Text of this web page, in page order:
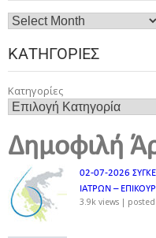
ΚΑΤΗΓΟΡΊΕΣ
Κατηγορίες
Δημοφιλή
02-07-2026
ΙΑΤΡΩΝ –
3.9k views |